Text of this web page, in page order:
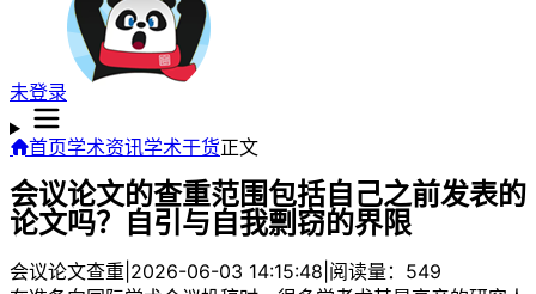
未登录
首页学术资讯学术干货正文
会议论文的查重范围包括自己之前发表的
论文吗？自引与自我剽窃的界限
会议论文查重 2026-06-03 14:15:48 阅读量：549